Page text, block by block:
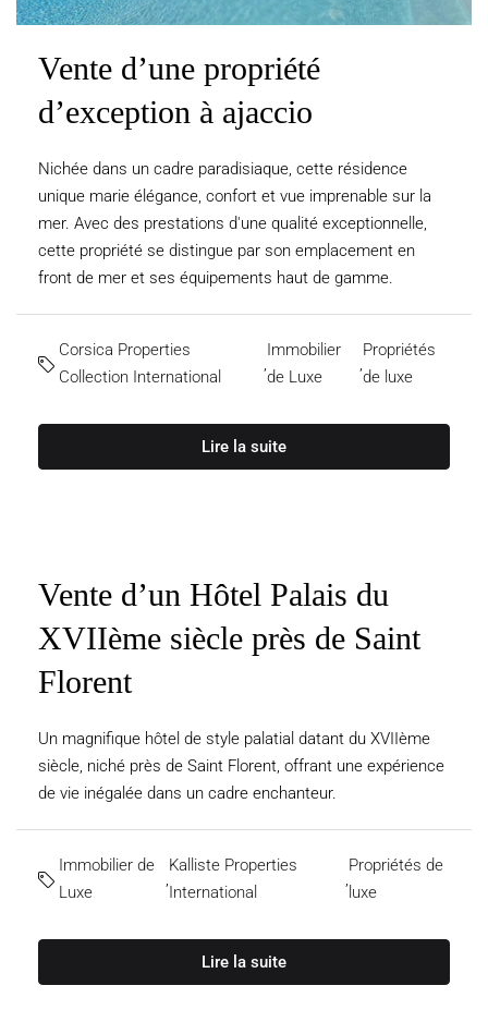
Vente d’une propriété
d’exception à ajaccio
Nichée dans un cadre paradisiaque, cette résidence
unique marie élégance, confort et vue imprenable sur la
mer. Avec des prestations d'une qualité exceptionnelle,
cette propriété se distingue par son emplacement en
front de mer et ses équipements haut de gamme.
Corsica Properties
Collection International
,
Immobilier
de Luxe
,
Propriétés
de luxe
Lire la suite
Vente d’un Hôtel Palais du
XVIIème siècle près de Saint
Florent
Un magnifique hôtel de style palatial datant du XVIIème
siècle, niché près de Saint Florent, offrant une expérience
de vie inégalée dans un cadre enchanteur.
Immobilier de
Luxe
,
Kalliste Properties
International
,
Propriétés de
luxe
Lire la suite